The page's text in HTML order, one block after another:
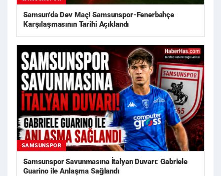
Samsun’da Dev Maç! Samsunspor-Fenerbahçe
Karşılaşmasının Tarihi Açıklandı
SAMSUNSPOR
Samsunspor Savunmasına İtalyan Duvarı: Gabriele
Guarino ile Anlaşma Sağlandı